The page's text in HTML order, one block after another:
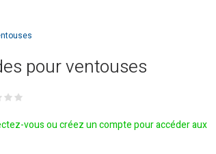
pour ventouses
vous ou créez un compte pour accéder aux